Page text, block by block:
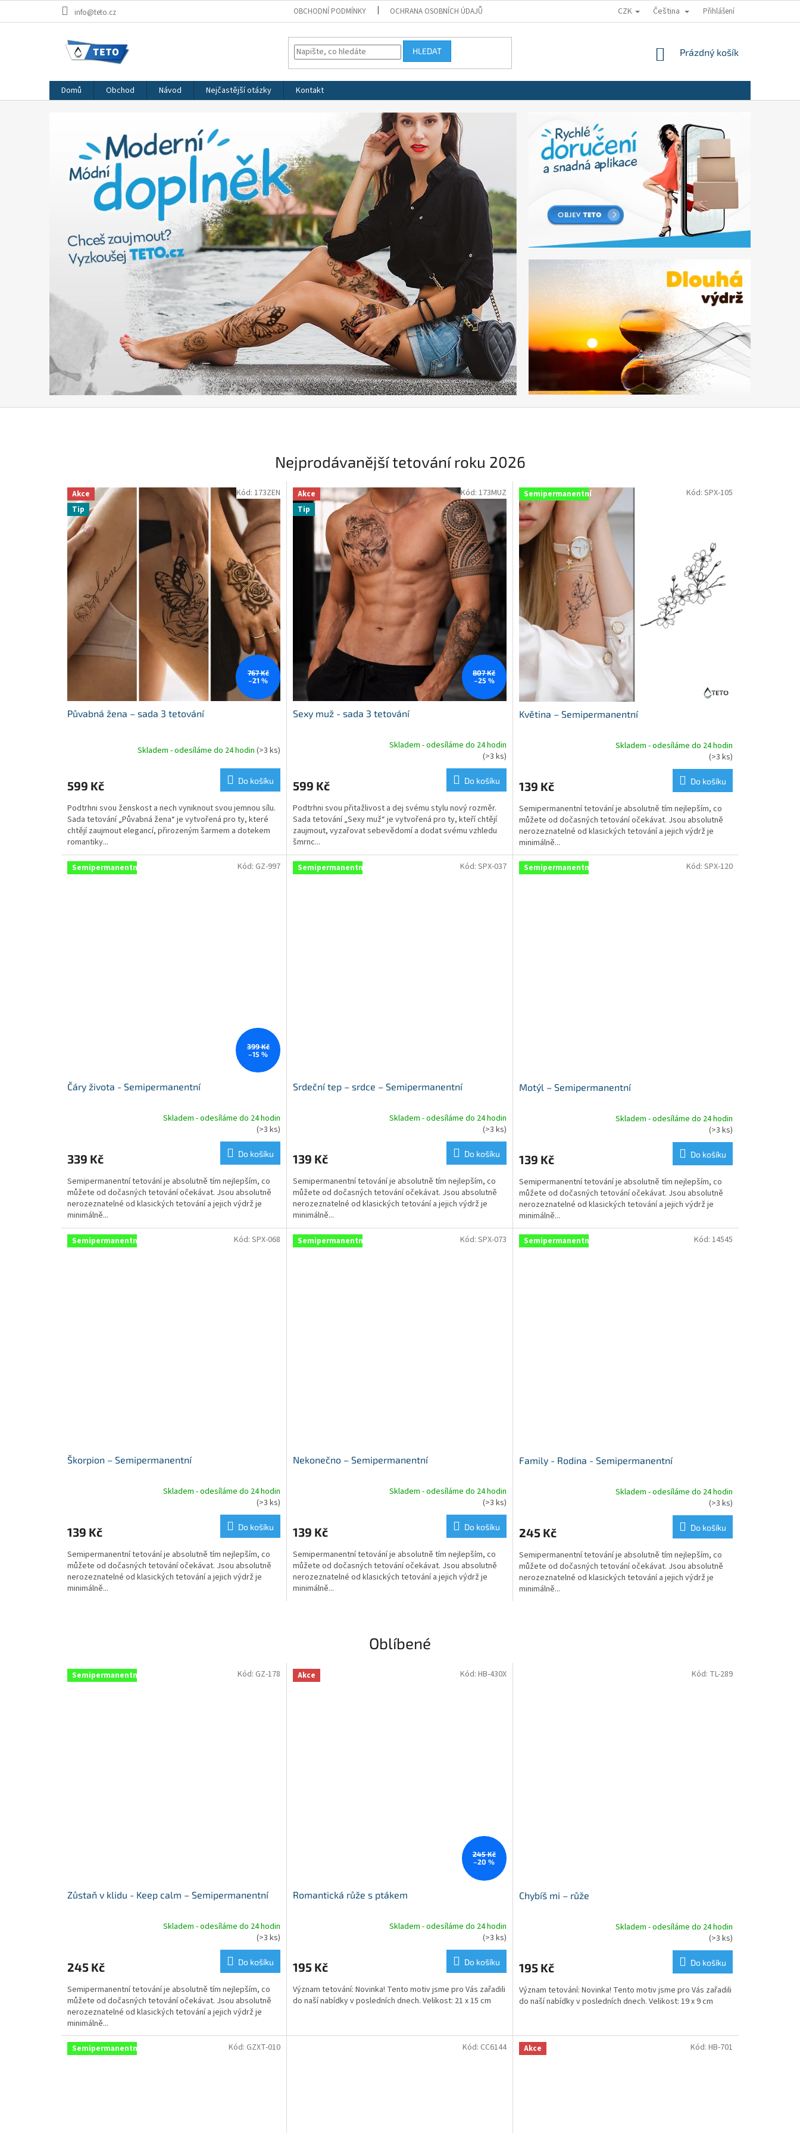
info@teto.cz OBCHODNÍ PODMÍNKY OCHRANA OSOBNÍCH ÚDAJŮ CZK Čeština Přihlášení
HLEDAT
NÁKUPNÍ
Prázdný košík
Domů Obchod Návod Nejčastější otázky Kontakt
Nejprodávanější tetování roku 2026
Akce
Tip
767 Kč
–21 %
Půvabná žena – sada 3 tetování
Skladem - odesíláme do 24 hodin(>3 ks)
599 Kč Do košíku
Podtrhni svou ženskost a nech vyniknout svou jemnou sílu.
Sada tetování „Půvabná žena“ je vytvořená pro ty, které
chtějí zaujmout elegancí, přirozeným šarmem a dotekem
romantiky...
Kód:173ZEN
Akce
Tip
807 Kč
–25 %
Sexy muž - sada 3 tetování
je
z
5
hvězdiček.
Skladem - odesíláme do 24 hodin
(>3 ks)
599 Kč Do košíku
Podtrhni svou přitažlivost a dej svému stylu nový rozměr.
Sada tetování „Sexy muž“ je vytvořená pro ty, kteří chtějí
zaujmout, vyzařovat sebevědomí a dodat svému vzhledu
šmrnc...
Kód: 173MUZ Semipermanentní
Květina – Semipermanentní
je
z
5
hvězdiček.
Skladem - odesíláme do 24 hodin
(>3 ks)
139 Kč Do košíku
Semipermanentní tetování je absolutně tím nejlepším, co
můžete od dočasných tetování očekávat. Jsou absolutně
nerozeznatelné od klasických tetování a jejich výdrž je
minimálně...
Kód: SPX-105
Semipermanentní
399 Kč
–15 %
Čáry života - Semipermanentní
je
z
5
hvězdiček.
Skladem - odesíláme do 24 hodin
(>3 ks)
339 Kč Do košíku
Semipermanentní tetování je absolutně tím nejlepším, co
můžete od dočasných tetování očekávat. Jsou absolutně
nerozeznatelné od klasických tetování a jejich výdrž je
minimálně...
Kód: GZ-997 Semipermanentní
Srdeční tep – srdce – Semipermanentní
je
z
5
hvězdiček.
Skladem - odesíláme do 24 hodin
(>3 ks)
139 Kč Do košíku
Semipermanentní tetování je absolutně tím nejlepším, co
můžete od dočasných tetování očekávat. Jsou absolutně
nerozeznatelné od klasických tetování a jejich výdrž je
minimálně...
Kód: SPX-037 Semipermanentní
Motýl – Semipermanentní
je
z
5
hvězdiček.
Skladem - odesíláme do 24 hodin
(>3 ks)
139 Kč Do košíku
Semipermanentní tetování je absolutně tím nejlepším, co
můžete od dočasných tetování očekávat. Jsou absolutně
nerozeznatelné od klasických tetování a jejich výdrž je
minimálně...
Kód: SPX-120
Semipermanentní
Škorpion – Semipermanentní
je
z
5
hvězdiček.
Skladem - odesíláme do 24 hodin
(>3 ks)
139 Kč Do košíku
Semipermanentní tetování je absolutně tím nejlepším, co
můžete od dočasných tetování očekávat. Jsou absolutně
nerozeznatelné od klasických tetování a jejich výdrž je
minimálně...
Kód:SPX-068 Semipermanentní
Nekonečno – Semipermanentní
je
z
5
hvězdiček.
Skladem - odesíláme do 24 hodin
(>3 ks)
139 Kč Do košíku
Semipermanentní tetování je absolutně tím nejlepším, co
můžete od dočasných tetování očekávat. Jsou absolutně
nerozeznatelné od klasických tetování a jejich výdrž je
minimálně...
Kód: SPX-073 Semipermanentní
Family - Rodina - Semipermanentní
je
z
5
hvězdiček.
Skladem - odesíláme do 24 hodin
(>3 ks)
245 Kč Do košíku
Semipermanentní tetování je absolutně tím nejlepším, co
můžete od dočasných tetování očekávat. Jsou absolutně
nerozeznatelné od klasických tetování a jejich výdrž je
minimálně...
Kód: 14545
Oblíbené
Semipermanentní
Zůstaň v klidu - Keep calm – Semipermanentní
je
z
5
hvězdiček.
Skladem - odesíláme do 24 hodin
(>3 ks)
245 Kč Do košíku
Semipermanentní tetování je absolutně tím nejlepším, co
můžete od dočasných tetování očekávat. Jsou absolutně
nerozeznatelné od klasických tetování a jejich výdrž je
minimálně...
Kód: GZ-178 Akce
245 Kč
–20 %
Romantická růže s ptákem
je
z
5
Skladem - odesíláme do 24 hodin
(>3 ks)
195 Kč Do košíku
Význam tetování: Novinka! Tento motiv jsme pro Vás zařadili
do naší nabídky v posledních dnech. Velikost: 21 x 15 cm
Kód: HB-430X
Chybíš mi – růže
je
z
5
Skladem - odesíláme do 24 hodin
(>3 ks)
195 Kč Do košíku
Význam tetování: Novinka! Tento motiv jsme pro Vás zařadili
do naší nabídky v posledních dnech. Velikost: 19 x 9 cm
Kód: TL-289
Semipermanentní Kód: GZXT-010 Kód: CC6144 Akce Kód: HB-701